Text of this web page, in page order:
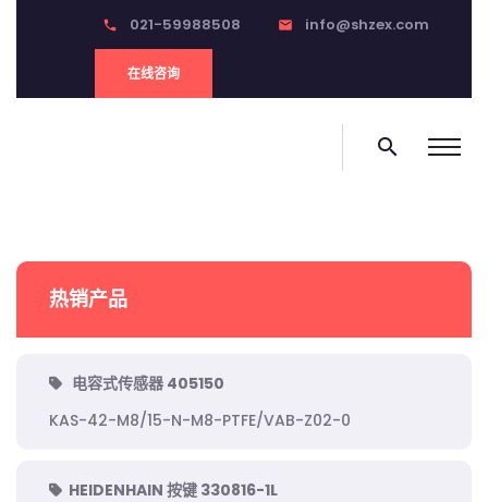
phone 021-59988508 email info@shzex.com
在线咨询
search
热销产品
电容式传感器 405150
KAS-42-M8/15-N-M8-PTFE/VAB-Z02-0
HEIDENHAIN 按键 330816-1L